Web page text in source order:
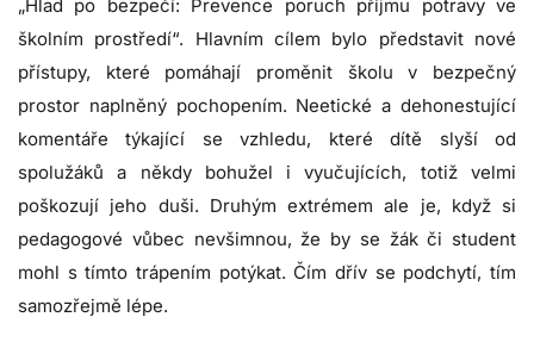
„Hlad po bezpečí: Prevence poruch příjmu potravy ve
školním prostředí“. Hlavním cílem bylo představit nové
přístupy, které pomáhají proměnit školu v bezpečný
prostor naplněný pochopením. Neetické a dehonestující
komentáře týkající se vzhledu, které dítě slyší od
spolužáků a někdy bohužel i vyučujících, totiž velmi
poškozují jeho duši. Druhým extrémem ale je, když si
pedagogové vůbec nevšimnou, že by se žák či student
mohl s tímto trápením potýkat. Čím dřív se podchytí, tím
samozřejmě lépe.